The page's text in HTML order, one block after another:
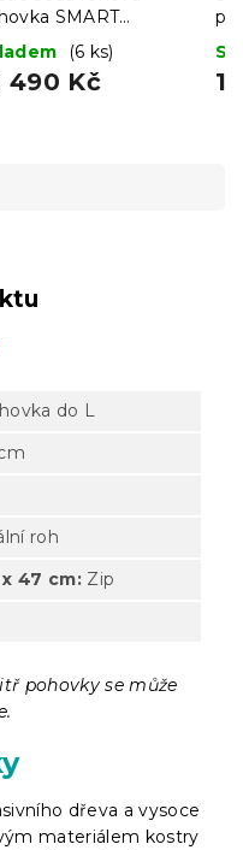
SMART
oboustranná +
ZDARMA
(6 ks)
490 Kč
2
do L
roh
47 cm: Zip
pohovky se může
dřeva a vysoce
materiálem kostry